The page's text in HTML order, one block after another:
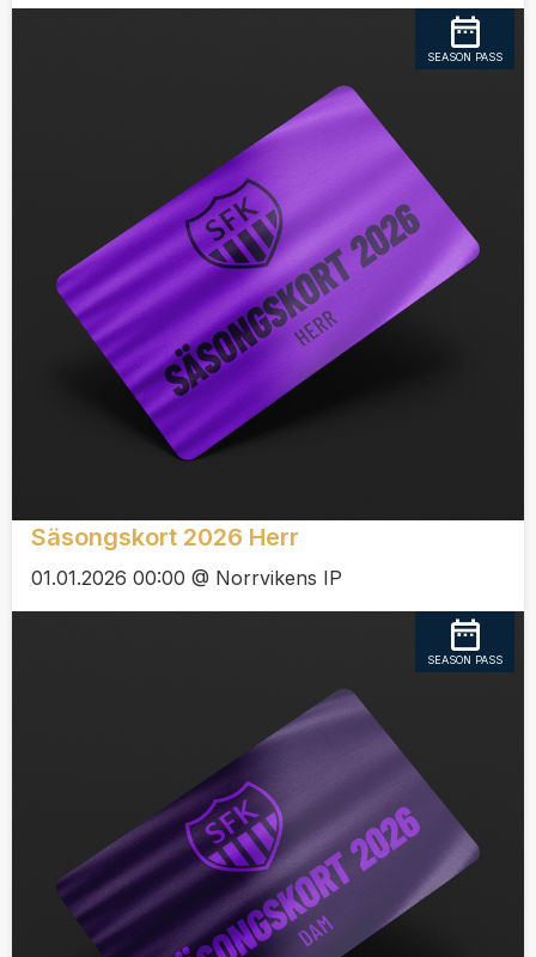
Säsongskort 2026 Herr
01.01.2026 00:00 @ Norrvikens IP
SEASON PASS
SEASON PASS